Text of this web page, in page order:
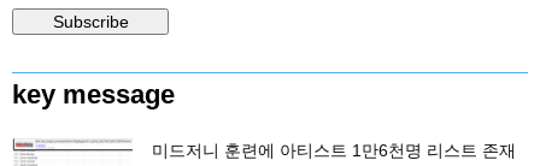
key message
미드저니 훈련에 아티스트 1만6천명 리스트 존재